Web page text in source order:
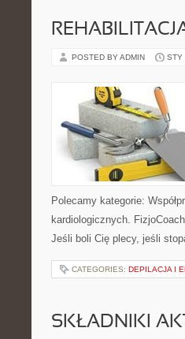
POSTED BY ADMIN STY
Polecamy kategorie:
kardiologicznych.
Jeśli boli Cię plecy, jeśli
CATEGORIES: DEPILACJA I
SKŁADNIKI